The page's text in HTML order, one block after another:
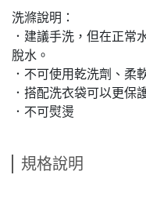
洗滌說明：
．建議手洗，但在正常
脫水。
．不可使用乾洗劑、柔
．搭配洗衣袋可以更保
．不可熨燙
規格說明